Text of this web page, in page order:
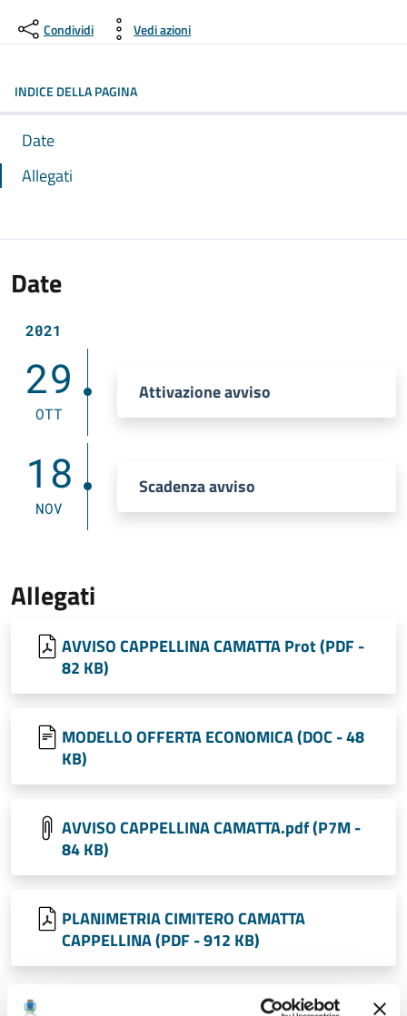
Condividi Vedi azioni
INDICE DELLA PAGINA
Date
Allegati
Date
2021
29
OTT
Attivazione avviso
18
NOV
Scadenza avviso
Allegati
AVVISO CAPPELLINA CAMATTA Prot (PDF -
82 KB)
MODELLO OFFERTA ECONOMICA (DOC - 48
KB)
AVVISO CAPPELLINA CAMATTA.pdf (P7M -
84 KB)
PLANIMETRIA CIMITERO CAMATTA
CAPPELLINA (PDF - 912 KB)